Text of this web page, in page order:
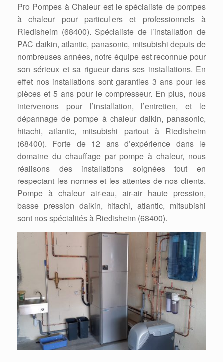
Pro Pompes à Chaleur est le spécialiste de pompes
à chaleur pour particuliers et professionnels à
Riedisheim (68400). Spécialiste de l’installation de
PAC daikin, atlantic, panasonic, mitsubishi depuis de
nombreuses années, notre équipe est reconnue pour
son sérieux et sa rigueur dans ses installations. En
effet nos installations sont garanties 3 ans pour les
pièces et 5 ans pour le compresseur. En plus, nous
intervenons pour l’installation, l’entretien, et le
dépannage de pompe à chaleur daikin, panasonic,
hitachi, atlantic, mitsubishi partout à Riedisheim
(68400). Forte de 12 ans d’expérience dans le
domaine du chauffage par pompe à chaleur, nous
réalisons des installations soignées tout en
respectant les normes et les attentes de nos clients.
Pompe à chaleur air-eau, air-air haute pression,
basse pression daikin, hitachi, atlantic, mitsubishi
sont nos spécialités à Riedisheim (68400).